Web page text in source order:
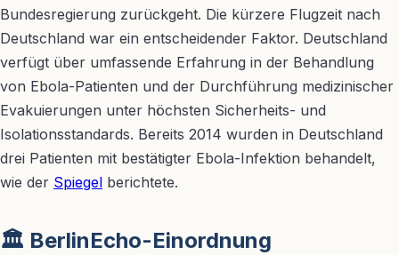
Bundesregierung zurückgeht. Die kürzere Flugzeit nach
Deutschland war ein entscheidender Faktor. Deutschland
verfügt über umfassende Erfahrung in der Behandlung
von Ebola-Patienten und der Durchführung medizinischer
Evakuierungen unter höchsten Sicherheits- und
Isolationsstandards. Bereits 2014 wurden in Deutschland
drei Patienten mit bestätigter Ebola-Infektion behandelt,
wie der Spiegel berichtete.
🏛️ BerlinEcho-Einordnung